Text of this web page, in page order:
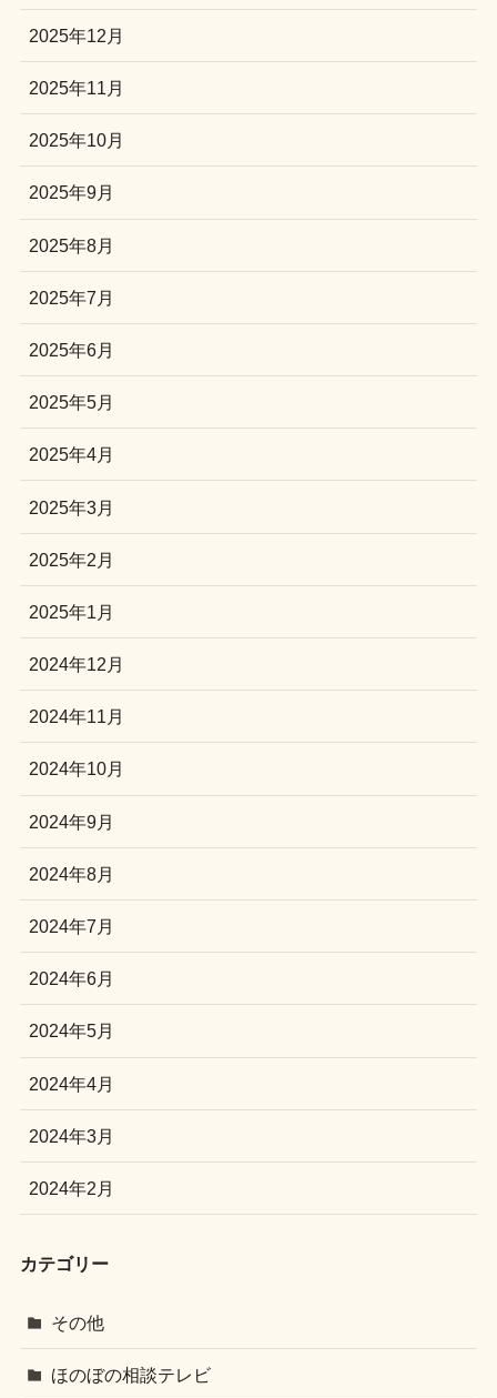
2025年12月
2025年11月
2025年10月
2025年9月
2025年8月
2025年7月
2025年6月
2025年5月
2025年4月
2025年3月
2025年2月
2025年1月
2024年12月
2024年11月
2024年10月
2024年9月
2024年8月
2024年7月
2024年6月
2024年5月
2024年4月
2024年3月
2024年2月
カテゴリー
その他
ほのぼの相談テレビ